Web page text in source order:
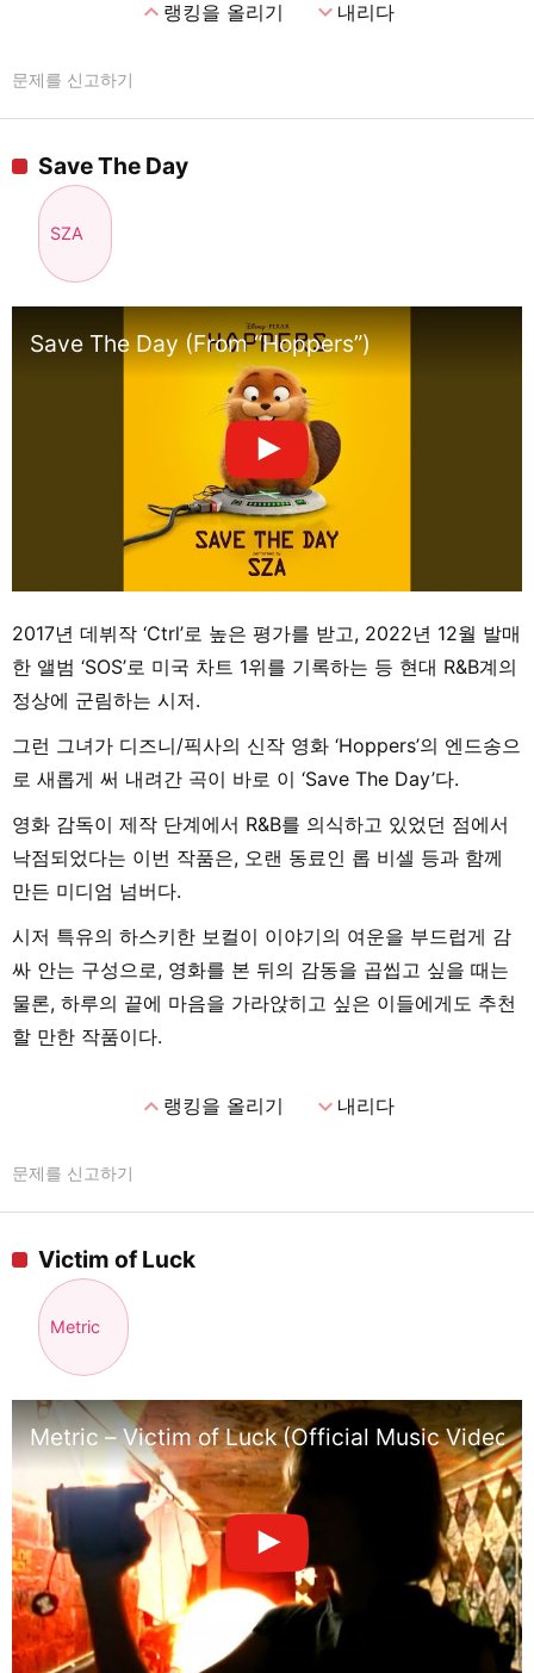
expand_less랭킹을 올리기 expand_more내리다
문제를 신고하기
Save The Day
SZA
Save The Day (From “Hoppers”)
2017년 데뷔작 ‘Ctrl’로 높은 평가를 받고, 2022년 12월 발매
한 앨범 ‘SOS’로 미국 차트 1위를 기록하는 등 현대 R&B계의
정상에 군림하는 시저.
그런 그녀가 디즈니/픽사의 신작 영화 ‘Hoppers’의 엔드송으
로 새롭게 써 내려간 곡이 바로 이 ‘Save The Day’다.
영화 감독이 제작 단계에서 R&B를 의식하고 있었던 점에서
낙점되었다는 이번 작품은, 오랜 동료인 롭 비셀 등과 함께
만든 미디엄 넘버다.
시저 특유의 하스키한 보컬이 이야기의 여운을 부드럽게 감
싸 안는 구성으로, 영화를 본 뒤의 감동을 곱씹고 싶을 때는
물론, 하루의 끝에 마음을 가라앉히고 싶은 이들에게도 추천
할 만한 작품이다.
expand_less랭킹을 올리기 expand_more내리다
문제를 신고하기
Victim of Luck
Metric
Metric – Victim of Luck (Official Music Video)